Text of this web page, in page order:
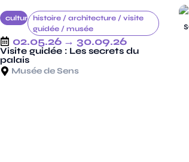
culture histoire / architecture / visite
guidée / musée
02.05.26 → 30.09.26
Visite guidée : Les secrets du
palais
Musée de Sens